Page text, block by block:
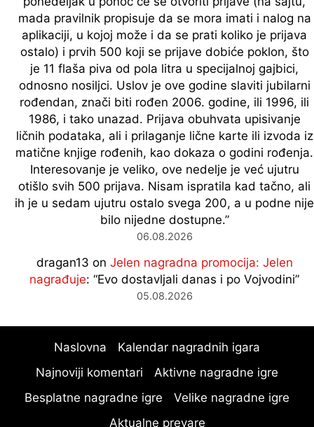
mada pravilnik propisuje da se mora imati i nalog na
aplikaciji, u kojoj može i da se prati koliko je prijava
ostalo) i prvih 500 koji se prijave dobiće poklon, što
je 11 flaša piva od pola litra u specijalnoj gajbici,
odnosno nosiljci. Uslov je ove godine slaviti jubilarni
rođendan, znači biti rođen 2006. godine, ili 1996, ili
1986, i tako unazad. Prijava obuhvata upisivanje
ličnih podataka, ali i prilaganje lične karte ili izvoda iz
matične knjige rođenih, kao dokaza o godini rođenja.
Interesovanje je veliko, ove nedelje je već ujutru
otišlo svih 500 prijava. Nisam ispratila kad tačno, ali
ih je u sedam ujutru ostalo svega 200, a u podne nije
bilo nijedne dostupne.”
06.08.2026
dragan13 on Jelen nagradna promocija: Jelen
nagrađuje: “Evo dostavljali danas i po Vojvodini”
05.08.2026
Naslovna
Kalendar nagradnih igara
Najnoviji komentari
Aktivne nagradne igre
Besplatne nagradne igre
Velike nagradne igre
Aktualne prevare